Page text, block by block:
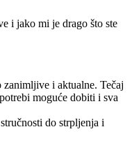
i jako mi je drago što ste
zanimljive i aktualne. Tečaj
moguće dobiti i sva
do strpljenja i